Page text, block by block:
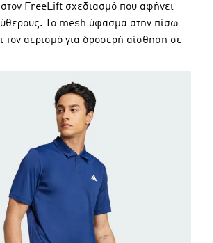
FreeLift σχεδιασμό που αφήνει
Το mesh ύφασμα στην πίσω
τον αερισμό για δροσερή αίσθηση σε